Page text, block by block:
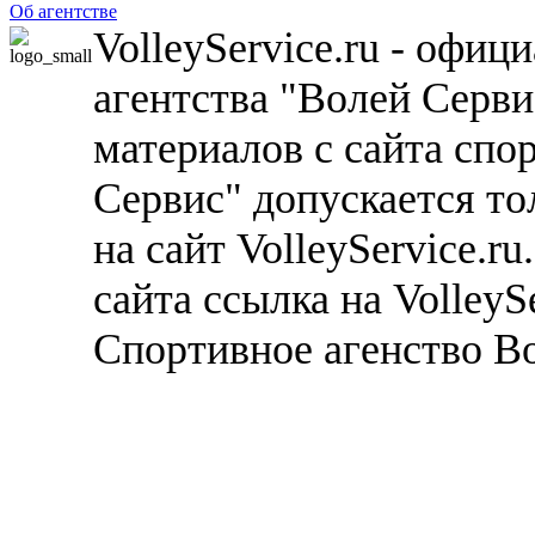
Об агентстве
VolleyService.ru -
агентства "Волей
материалов с сайта
Сервис" допускается
на сайт
сайта ссылка на
Спортивное агенство